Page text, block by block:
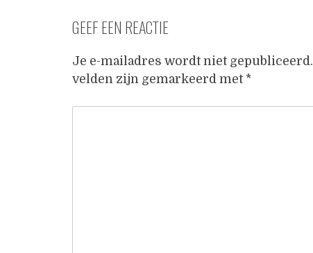
GEEF EEN REACTIE
Je e-mailadres wordt niet gepubliceerd.
velden zijn gemarkeerd met *